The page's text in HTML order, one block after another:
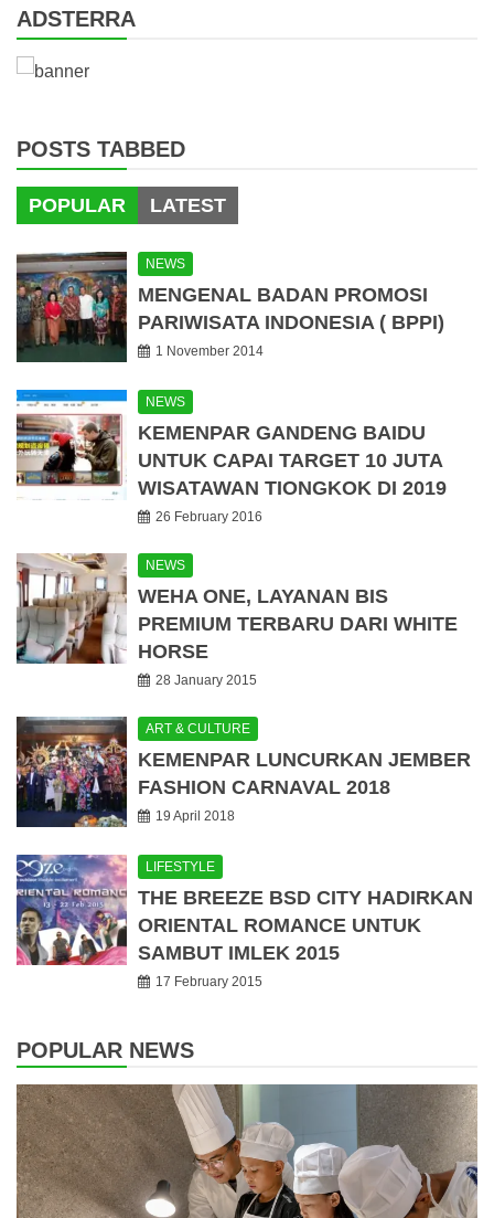
ADSTERRA
POSTS TABBED
POPULAR LATEST
NEWS
MENGENAL BADAN PROMOSI
PARIWISATA INDONESIA ( BPPI)
1 November 2014
NEWS
KEMENPAR GANDENG BAIDU
UNTUK CAPAI TARGET 10 JUTA
WISATAWAN TIONGKOK DI 2019
26 February 2016
NEWS
WEHA ONE, LAYANAN BIS
PREMIUM TERBARU DARI WHITE
HORSE
28 January 2015
ART & CULTURE
KEMENPAR LUNCURKAN JEMBER
FASHION CARNAVAL 2018
19 April 2018
LIFESTYLE
THE BREEZE BSD CITY HADIRKAN
ORIENTAL ROMANCE UNTUK
SAMBUT IMLEK 2015
17 February 2015
POPULAR NEWS